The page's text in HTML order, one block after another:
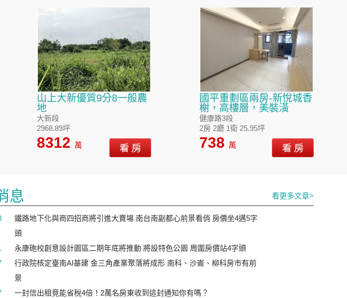
山上大新優質9分8一般農
地
大新段
2968.89坪
8312萬
國平重劃區兩房-新悅城香
榭，高樓層，美裝潢
健康路3段
2房 2廳 1衛 25.95坪
738 萬
息 看更多文章>
鐵路地下化與商四招商將引進大賣場 南台南副都心前景看俏 房價坐4邁5字
頭
永康砲校創意設計園區二期年底將推動 將設特色公園 周圍房價站4字頭
行政院核定臺南AI基建 金三角產業聚落將成形 南科、沙崙、柳科房市有前
景
一封信出租竟能省稅4倍！2萬名房東收到這封通知你有嗎？